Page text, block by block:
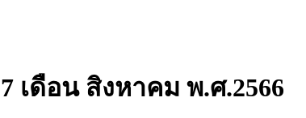
เดือน สิงหาคม พ.ศ.2566